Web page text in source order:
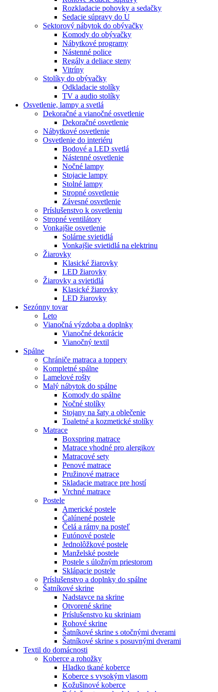
Rozkladacie pohovky a sedačky
Sedacie súpravy do U
Sektorový nábytok do obývačky
Komody do obývačky
Nábytkové programy
Nástenné police
Regály a deliace steny
Vitríny
Stolíky do obývačky
Odkladacie stolíky
TV a audio stolíky
Osvetlenie, lampy a svetlá
Dekoračné a vianočné osvetlenie
Dekoračné osvetlenie
Nábytkové osvetlenie
Osvetlenie do interiéru
Bodové a LED svetlá
Nástenné osvetlenie
Nočné lampy
Stojacie lampy
Stolné lampy
Stropné osvetlenie
Závesné osvetlenie
Príslušenstvo k osvetleniu
Stropné ventilátory
Vonkajšie osvetlenie
Solárne svietidlá
Vonkajšie svietidlá na elektrinu
Žiarovky
Klasické žiarovky
LED žiarovky
Žiarovky a svietidlá
Klasické žiarovky
LED žiarovky
Sezónny tovar
Leto
Vianočná výzdoba a doplnky
Vianočné dekorácie
Vianočný textil
Spálne
Chrániče matraca a toppery
Kompletné spálne
Lamelové rošty
Malý nábytok do spálne
Komody do spálne
Nočné stolíky
Stojany na šaty a oblečenie
Toaletné a kozmetické stolíky
Matrace
Boxspring matrace
Matrace vhodné pro alergikov
Matracové sety
Penové matrace
Pružinové matrace
Skladacie matrace pre hostí
Vrchné matrace
Postele
Americké postele
Čalúnené postele
Čelá a rámy na posteľ
Futónové postele
Jednolôžkové postele
Manželské postele
Postele s úložným priestorom
Sklápacie postele
Príslušenstvo a doplnky do spálne
Šatníkové skrine
Nadstavce na skrine
Otvorené skrine
Príslušenstvo ku skriniam
Rohové skrine
Šatníkové skrine s otočnými dverami
Šatníkové skrine s posuvnými dverami
Textil do domácnosti
Koberce a rohožky
Hladko tkané koberce
Koberce s vysokým vlasom
Kožušinové koberce